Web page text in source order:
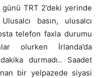
TRT 2’deki yerinde
basın, ulusalcı
telefon faxla durumu
olurken İrlanda’da
durmadı.. Saadet
bir yelpazede siyasi